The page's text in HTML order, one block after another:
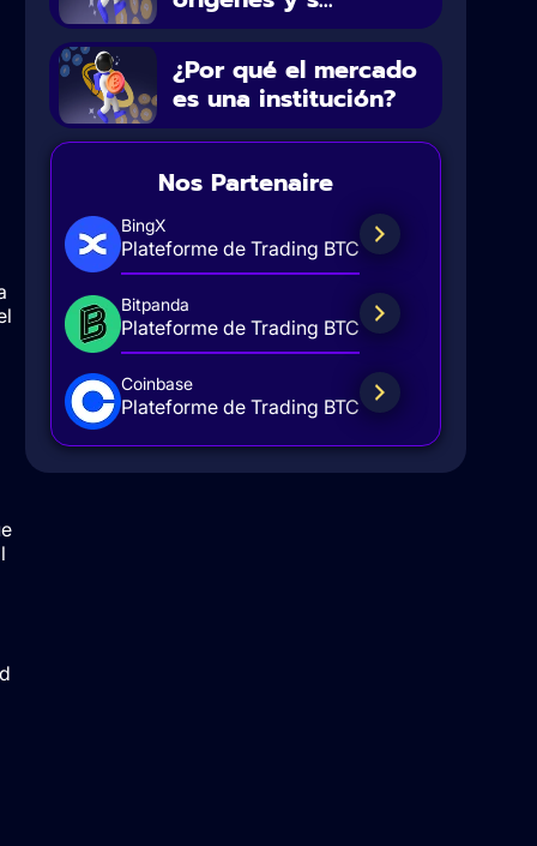
¿Por qué el mercado
es una institución?
Nos Partenaire
BingX
Plateforme de Trading BTC
Bitpanda
Plateforme de Trading BTC
Coinbase
Plateforme de Trading BTC